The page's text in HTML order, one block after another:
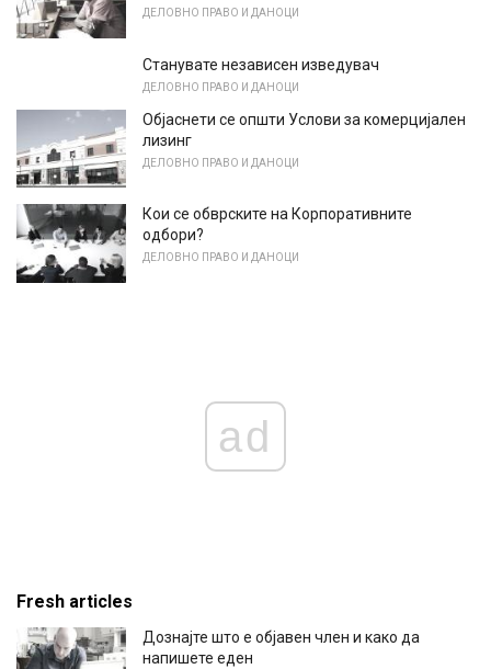
ДЕЛОВНО ПРАВО И ДАНОЦИ
Станувате независен изведувач
ДЕЛОВНО ПРАВО И ДАНОЦИ
Објаснети се општи Услови за комерцијален
лизинг
ДЕЛОВНО ПРАВО И ДАНОЦИ
Кои се обврските на Корпоративните
одбори?
ДЕЛОВНО ПРАВО И ДАНОЦИ
ad
Fresh articles
Дознајте што е објавен член и како да
напишете еден